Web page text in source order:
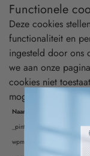
Functionele
Deze cookies
functionaliteit en
ingesteld door ons
we aan onze
cookies niet
mogelijk niet
Naam
_pinterest_ct_ua
wpm-domain-test